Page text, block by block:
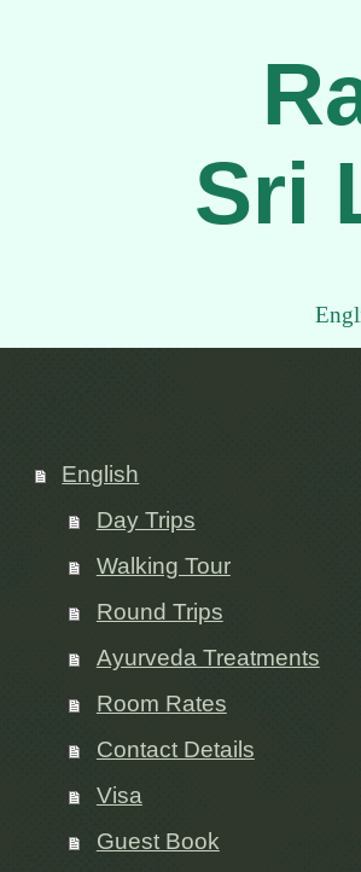
Sri
English
Day Trips
Walking Tour
Round Trips
Ayurveda Treatments
Room Rates
Contact Details
Visa
Guest Book